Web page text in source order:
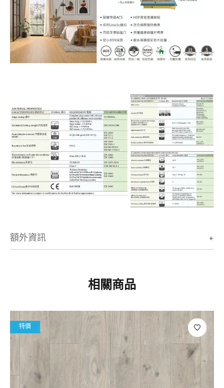
額外資訊
相關商品
特價